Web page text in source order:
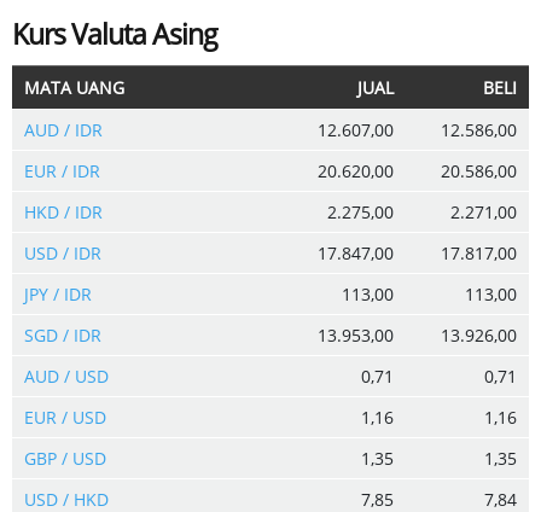
Kurs Valuta Asing
MATA UANG JUAL
BELI
AUD / IDR
12.607,00
12.586,00
EUR / IDR
20.620,00
20.586,00
HKD / IDR
2.275,00
2.271,00
USD / IDR
17.847,00
17.817,00
JPY / IDR
113,00
113,00
SGD / IDR
13.953,00
13.926,00
AUD / USD
0,71
0,71
EUR / USD
1,16
1,16
GBP / USD
1,35
1,35
USD / HKD
7,85
7,84